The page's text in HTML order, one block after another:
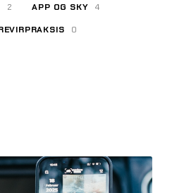
2 APP OG SKY
4
0